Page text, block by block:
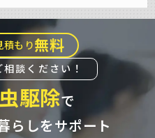
もり無料
談ください！
駆除で
らしをサポート